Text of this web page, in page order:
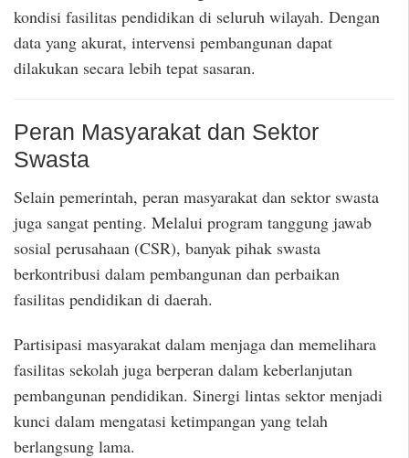
kondisi fasilitas pendidikan di seluruh wilayah. Dengan
data yang akurat, intervensi pembangunan dapat
dilakukan secara lebih tepat sasaran.
Peran Masyarakat dan Sektor
Swasta
Selain pemerintah, peran masyarakat dan sektor swasta
juga sangat penting. Melalui program tanggung jawab
sosial perusahaan (CSR), banyak pihak swasta
berkontribusi dalam pembangunan dan perbaikan
fasilitas pendidikan di daerah.
Partisipasi masyarakat dalam menjaga dan memelihara
fasilitas sekolah juga berperan dalam keberlanjutan
pembangunan pendidikan. Sinergi lintas sektor menjadi
kunci dalam mengatasi ketimpangan yang telah
berlangsung lama.